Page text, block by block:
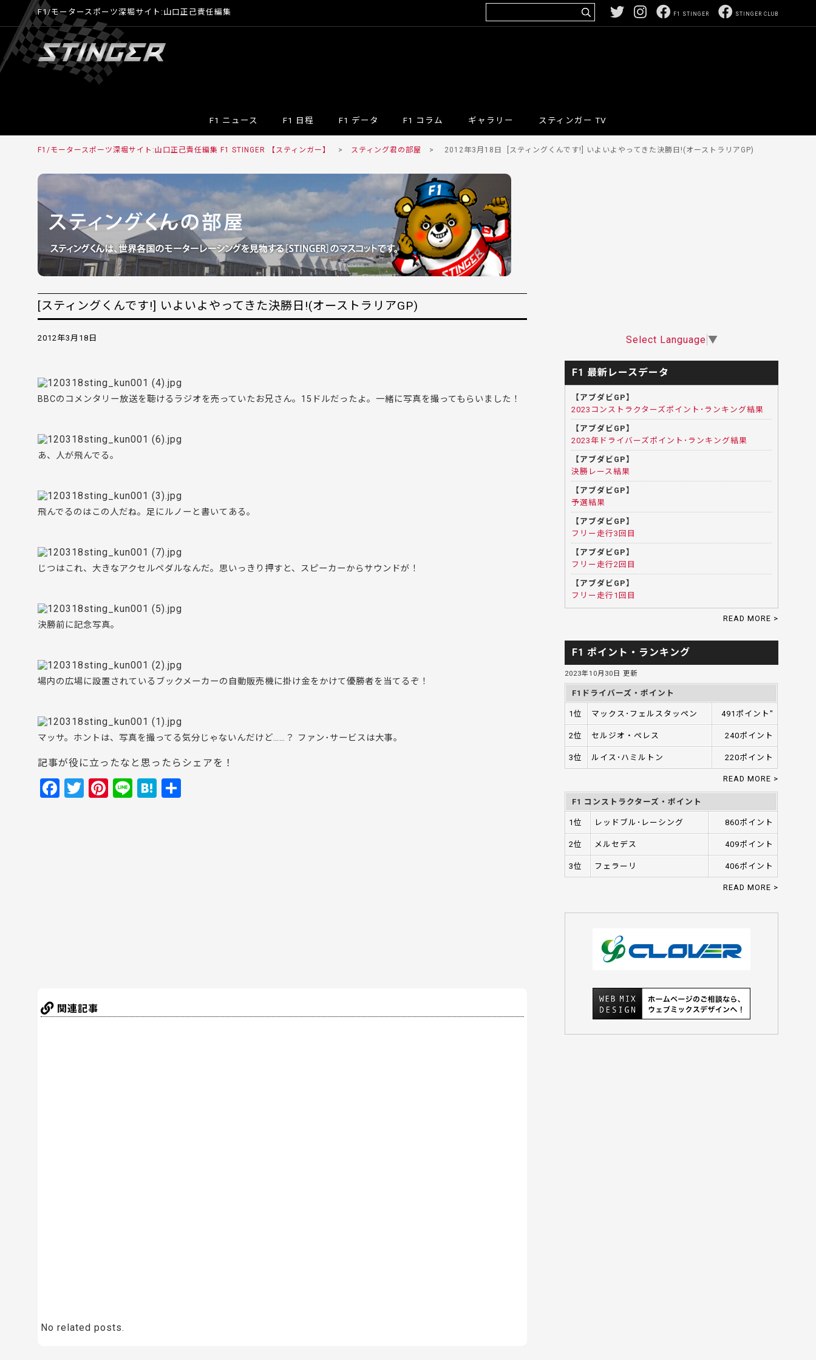
F1/モータースポーツ深堀サイト:山口正己責任編集 STINGER CLUB
F1 STINGER
F1 ニュース F1 日程 F1 データ F1 コラム ギャラリー スティンガー TV
F1/モータースポーツ深堀サイト:山口正己責任編集 F1 STINGER 【スティンガー】 > スティング君の部屋 > 2012年3月18日 [スティングくんです!] いよいよやってきた決勝日!(オーストラリアGP)
[スティングくんです!] いよいよやってきた決勝日!(オーストラリアGP)
2012年3月18日
BBCのコメンタリー放送を聴けるラジオを売っていたお兄さん。15ドルだったよ。一緒に写真を撮ってもらいました！
あ、人が飛んでる。
飛んでるのはこの人だね。足にルノーと書いてある。
じつはこれ、大きなアクセルペダルなんだ。思いっきり押すと、スピーカーからサウンドが！
決勝前に記念写真。
場内の広場に設置されているブックメーカーの自動販売機に掛け金をかけて優勝者を当てるぞ！
マッサ。ホントは、写真を撮ってる気分じゃないんだけど……？ ファン･サービスは大事。
記事が役に立ったなと思ったらシェアを！
F
T
Pi Li H
関連記事
No related posts.
Select Language ▼
F1 最新レースデータ
【アブダビGP】
2023コンストラクターズポイント･ランキング結果
【アブダビGP】
2023年ドライバーズポイント･ランキング結果
【アブダビGP】
決勝レース結果
【アブダビGP】
予選結果
【アブダビGP】
フリー走行3回目
【アブダビGP】
フリー走行2回目
【アブダビGP】
フリー走行1回目
READ MORE >
F1 ポイント・ランキング
2023年10月30日 更新
F1ドライバーズ・ポイント
1位 マックス･フェルスタッペン 491ポイント"
2位 セルジオ・ペレス 240ポイント
3位 ルイス･ハミルトン 220ポイント
READ MORE >
F1 コンストラクターズ・ポイント
1位 レッドブル･レーシング 860ポイント
2位 メルセデス 409ポイント
3位 フェラーリ 406ポイント
READ MORE >